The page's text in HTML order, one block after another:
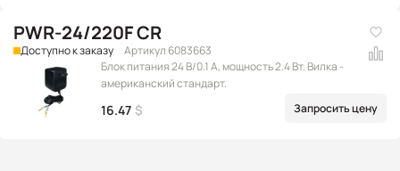
PWR-24/220F CR
Доступно к заказу
Артикул 6083663
Блок питания 24 В/0.1 А, мощность 2.4 Вт. Вилка -
американский стандарт.
16.47 $ Запросить цену